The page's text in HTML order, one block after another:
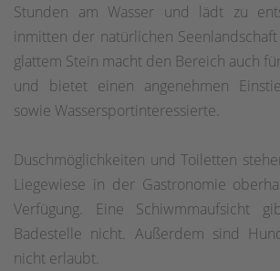
Stunden am Wasser und lädt zu
inmitten der natürlichen
glattem Stein macht den Bereich auch
und bietet einen angenehmen
sowie Wassersportinteressierte.
Duschmöglichkeiten und Toiletten
Liegewiese in der Gastronomie
Verfügung. Eine Schiwmmaufsicht
Badestelle nicht. Außerdem sind
nicht erlaubt.